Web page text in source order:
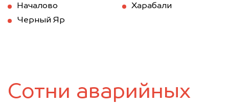
Началово
Харабали
Черный Яр
Сотни аварийных